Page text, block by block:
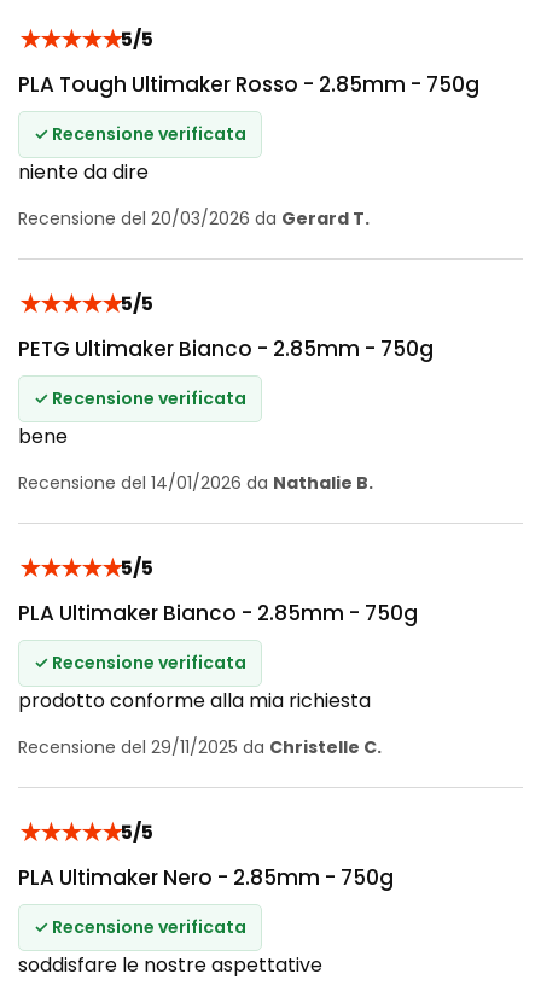
★★★★★5/5
PLA Tough Ultimaker Rosso - 2.85mm - 750g
✓ Recensione verificata
niente da dire
Recensione del 20/03/2026 da Gerard T.
★★★★★5/5
PETG Ultimaker Bianco - 2.85mm - 750g
✓ Recensione verificata
bene
Recensione del 14/01/2026 da Nathalie B.
★★★★★5/5
PLA Ultimaker Bianco - 2.85mm - 750g
✓ Recensione verificata
prodotto conforme alla mia richiesta
Recensione del 29/11/2025 da Christelle C.
★★★★★5/5
PLA Ultimaker Nero - 2.85mm - 750g
✓ Recensione verificata
soddisfare le nostre aspettative